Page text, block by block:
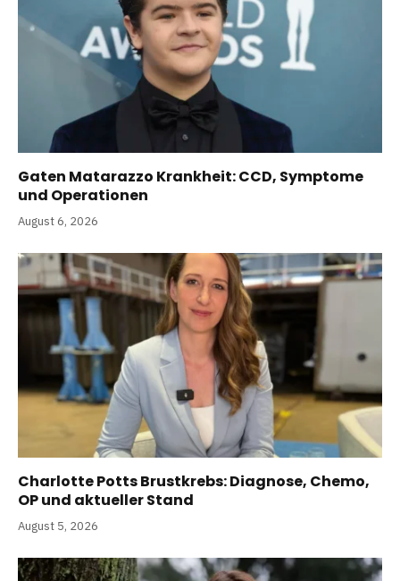
Gaten Matarazzo Krankheit: CCD, Symptome
und Operationen
August 6, 2026
Charlotte Potts Brustkrebs: Diagnose, Chemo,
OP und aktueller Stand
August 5, 2026